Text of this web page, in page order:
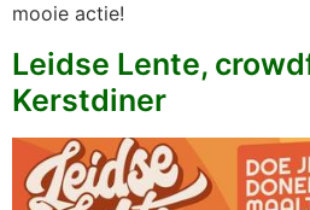
mooie actie!
Leidse Lente,
Kerstdiner